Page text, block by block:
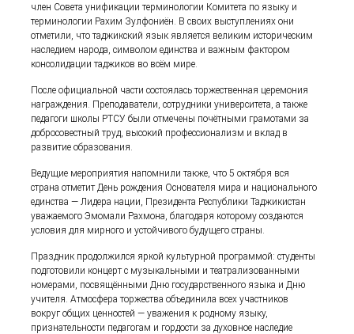
член Совета унификации терминологии Комитета по языку и
терминологии Рахим Зулфониён. В своих выступлениях они
отметили, что таджикский язык является великим историческим
наследием народа, символом единства и важным фактором
консолидации таджиков во всём мире.
После официальной части состоялась торжественная церемония
награждения. Преподаватели, сотрудники университета, а также
педагоги школы РТСУ были отмечены почётными грамотами за
добросовестный труд, высокий профессионализм и вклад в
развитие образования.
Ведущие мероприятия напомнили также, что 5 октября вся
страна отметит День рождения Основателя мира и национального
единства — Лидера нации, Президента Республики Таджикистан
уважаемого Эмомали Рахмона, благодаря которому создаются
условия для мирного и устойчивого будущего страны.
Праздник продолжился яркой культурной программой: студенты
подготовили концерт с музыкальными и театрализованными
номерами, посвящёнными Дню государственного языка и Дню
учителя. Атмосфера торжества объединила всех участников
вокруг общих ценностей — уважения к родному языку,
признательности педагогам и гордости за духовное наследие